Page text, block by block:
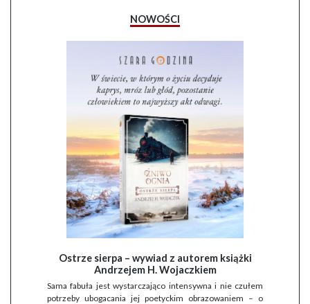
NOWOŚCI
Ostrze sierpa – wywiad z autorem książki
Andrzejem H. Wojaczkiem
Sama fabuła jest wystarczająco intensywna i nie czułem
potrzeby ubogacania jej poetyckim obrazowaniem – o